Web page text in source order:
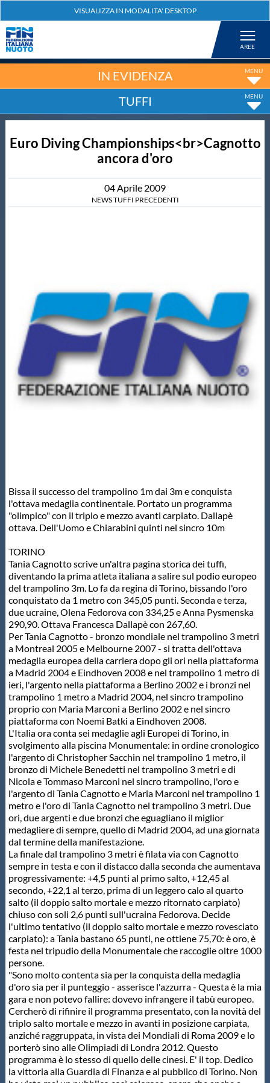
Nuoto
Tuffi
Master
Formazione
GUG
Scuole Nuoto
Area Legislativa
Protezione Civile
Qualità
Sostenibilità
Privacy
Cookie Policy
Archivio News
Flash News
Galleria fotografica
Videogallery
Intranet
Webmail
Contatti
Mappa del sito
IN EVIDENZA
TUFFI
Euro Diving Championships<br>Cagnotto
ancora d'oro
04Aprile 2009
NEWS TUFFI PRECEDENTI
Bissa il successo del trampolino 1m dai 3m e conquista
l'ottava medaglia continentale. Portato un programma
"olimpico" con il triplo e mezzo avanti carpiato. Dallapè
ottava. Dell'Uomo e Chiarabini quinti nel sincro 10m
TORINO
Tania Cagnotto scrive un'altra pagina storica dei tuffi,
diventando la prima atleta italiana a salire sul podio europeo
del trampolino 3m. Lo fa da regina di Torino, bissando l'oro
conquistato da 1 metro con 345,05 punti. Seconda e terza,
due ucraine, Olena Fedorova con 334,25 e Anna Pysmenska
290,90. Ottava Francesca Dallapè con 267,60.
Per Tania Cagnotto - bronzo mondiale nel trampolino 3 metri
a Montreal 2005 e Melbourne 2007 - si tratta dell'ottava
medaglia europea della carriera dopo gli ori nella piattaforma
a Madrid 2004 e Eindhoven 2008 e nel trampolino 1 metro di
ieri, l'argento nella piattaforma a Berlino 2002 e i bronzi nel
trampolino 1 metro a Madrid 2004, nel sincro trampolino
proprio con Maria Marconi a Berlino 2002 e nel sincro
piattaforma con Noemi Batki a Eindhoven 2008.
L'Italia ora conta sei medaglie agli Europei di Torino, in
svolgimento alla piscina Monumentale: in ordine cronologico
l'argento di Christopher Sacchin nel trampolino 1 metro, il
bronzo di Michele Benedetti nel trampolino 3 metri e di
Nicola e Tommaso Marconi nel sincro trampolino, l'oro e
l'argento di Tania Cagnotto e Maria Marconi nel trampolino 1
metro e l'oro di Tania Cagnotto nel trampolino 3 metri. Due
ori, due argenti e due bronzi che eguagliano il miglior
medagliere di sempre, quello di Madrid 2004, ad una giornata
dal termine della manifestazione.
La finale dal trampolino 3 metri è filata via con Cagnotto
sempre in testa e con il distacco dalla seconda che aumentava
progressivamente: +4,5 punti al primo salto, +12,45 al
secondo, +22,1 al terzo, prima di un leggero calo al quarto
salto (il doppio salto mortale e mezzo ritornato carpiato)
chiuso con soli 2,6 punti sull'ucraina Fedorova. Decide
l'ultimo tentativo (il doppio salto mortale e mezzo rovesciato
carpiato): a Tania bastano 65 punti, ne ottiene 75,70: è oro, è
festa nel tripudio della Monumentale che raccoglie oltre 1000
persone.
"Sono molto contenta sia per la conquista della medaglia
d'oro sia per il punteggio - asserisce l'azzurra - Questa è la mia
gara e non potevo fallire: dovevo infrangere il tabù europeo.
Cercherò di rifinire il programma presentato, con la novità del
triplo salto mortale e mezzo in avanti in posizione carpiata,
anziché raggruppata, in vista dei Mondiali di Roma 2009 e lo
porterò sino alle Olimpiadi di Londra 2012. Questo
programma è lo stesso di quello delle cinesi. E' il top. Dedico
la vittoria alla Guardia di Finanza e al pubblico di Torino. Non